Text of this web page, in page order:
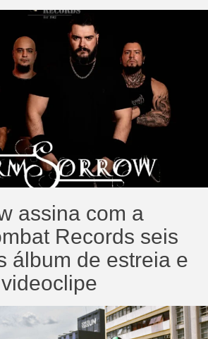
assina com a
Records seis
álbum de estreia e